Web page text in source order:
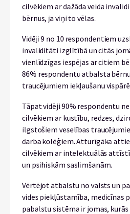
cilvēkiem ar dažāda veida
bērnus, ja viņi to vēlas.
Vidēji 9 no 10 respondentiem
invaliditāti izglītībā un citās
vienlīdzīgas iespējas ar citiem
86% respondentu atbalsta
traucējumiem iekļaušanu
Tāpat vidēji 90% respondentu
cilvēkiem ar kustību, redzes,
ilgstošiem veselības
darba kolēģiem. Atturīgāka
cilvēkiem ar intelektuālās
un psihiskām saslimšanām.
Vērtējot atbalstu no valsts un
vides piekļūstamība, medicīnas
pabalstu sistēma ir jomas,